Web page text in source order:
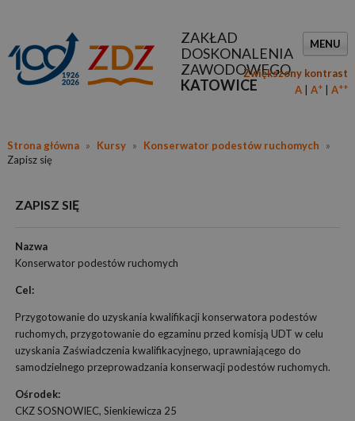
ZAKŁAD
DOSKONALENIA
ZAWODOWEGO
KATOWICE
MENU
Zwiększony kontrast
A
A+ A++
Strona główna » Kursy » Konserwator podestów ruchomych
»
Zapisz się
ZAPISZ SIĘ
Nazwa
Konserwator podestów ruchomych
Cel:
Przygotowanie do uzyskania kwalifikacji konserwatora podestów
ruchomych, przygotowanie do egzaminu przed komisją UDT w celu
uzyskania Zaświadczenia kwalifikacyjnego, uprawniającego do
samodzielnego przeprowadzania konserwacji podestów ruchomych.
Ośrodek:
CKZ SOSNOWIEC, Sienkiewicza 25